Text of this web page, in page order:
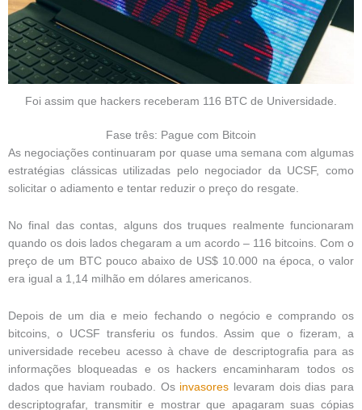
Foi assim que hackers receberam 116 BTC de Universidade.
Fase três: Pague com Bitcoin
As negociações continuaram por quase uma semana com algumas
estratégias clássicas utilizadas pelo negociador da UCSF, como
solicitar o adiamento e tentar reduzir o preço do resgate.
No final das contas, alguns dos truques realmente funcionaram
quando os dois lados chegaram a um acordo – 116 bitcoins. Com o
preço de um BTC pouco abaixo de US$ 10.000 na época, o valor
era igual a 1,14 milhão em dólares americanos.
Depois de um dia e meio fechando o negócio e comprando os
bitcoins, o UCSF transferiu os fundos. Assim que o fizeram, a
universidade recebeu acesso à chave de descriptografia para as
informações bloqueadas e os hackers encaminharam todos os
dados que haviam roubado. Os invasores levaram dois dias para
descriptografar, transmitir e mostrar que apagaram suas cópias